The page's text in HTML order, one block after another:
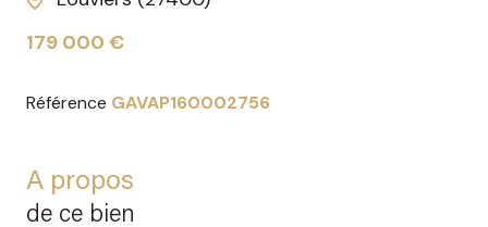
les
diagnostics
179 000 €
Référence GAVAP160002756
A propos
de ce bien